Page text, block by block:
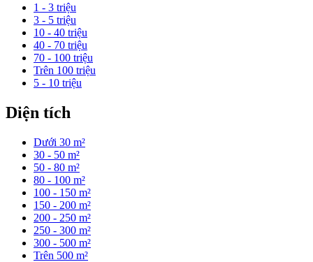
1 - 3 triệu
3 - 5 triệu
10 - 40 triệu
40 - 70 triệu
70 - 100 triệu
Trên 100 triệu
5 - 10 triệu
Diện tích
Dưới 30 m²
30 - 50 m²
50 - 80 m²
80 - 100 m²
100 - 150 m²
150 - 200 m²
200 - 250 m²
250 - 300 m²
300 - 500 m²
Trên 500 m²